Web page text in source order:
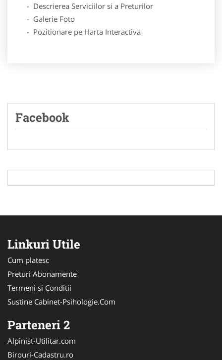
- Descrierea Serviciilor si a Preturilor
- Galerie Foto
- Pozitionare pe Harta Interactiva
Facebook
Linkuri Utile
Cum platesc
Preturi Abonamente
Termeni si Conditii
Sustine Cabinet-Psihologie.Com
Parteneri 2
Alpinist-Utilitar.com
Birouri-Cadastru.ro